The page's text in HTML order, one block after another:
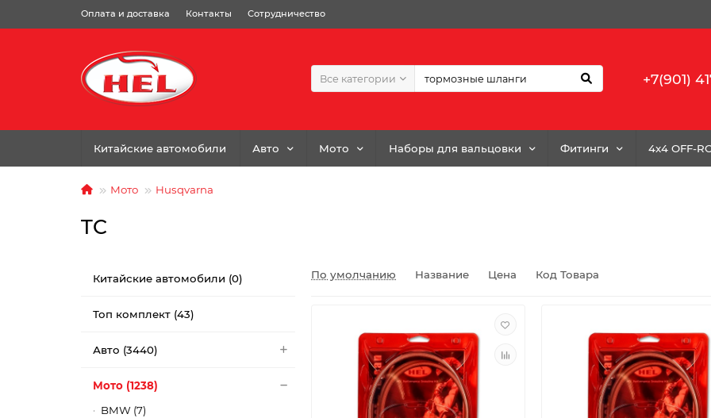
Оплата и доставка Контакты Сотрудничество
Все категории +7(901)
Китайские автомобили Авто Мото Наборы для вальцовки Фитинги 4x4 OFF-
Мото Husqvarna
TC
Китайские автомобили (0)
Топ комплект (43)
Авто (3440)
Мото (1238)
BMW (7)
По умолчанию Название Цена Код Товара